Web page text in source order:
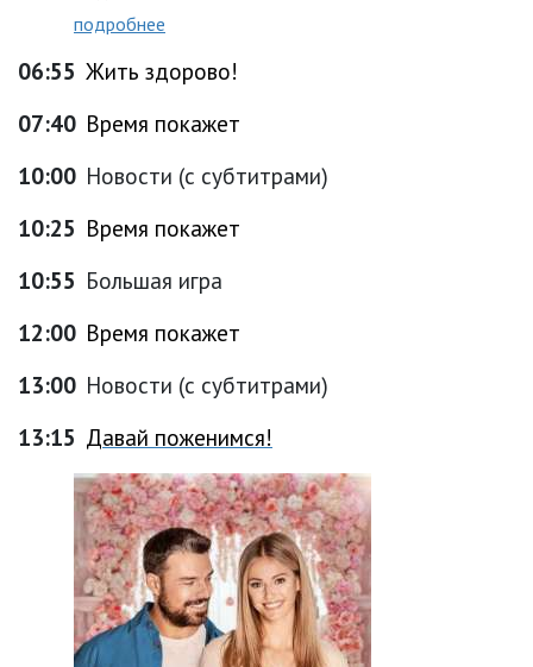
подробнее
06:55 Жить здорово!
07:40 Время покажет
10:00 Новости (с субтитрами)
10:25 Время покажет
10:55 Большая игра
12:00 Время покажет
13:00 Новости (с субтитрами)
13:15 Давай поженимся!